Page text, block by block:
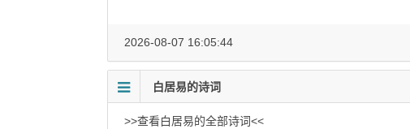
2026-08-07 16:05:44
白居易的诗词
>>查看白居易的全部诗词<<